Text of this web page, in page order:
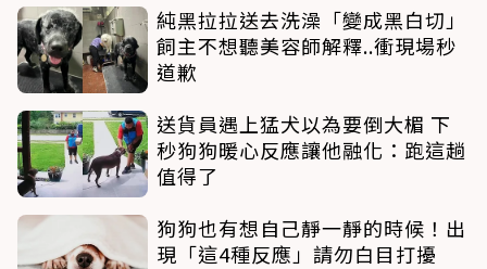
純黑拉拉送去洗澡「變成黑白切」
飼主不想聽美容師解釋..衝現場秒
道歉
送貨員遇上猛犬以為要倒大楣 下
秒狗狗暖心反應讓他融化：跑這趟
值得了
狗狗也有想自己靜一靜的時候！出
現「這4種反應」請勿白目打擾